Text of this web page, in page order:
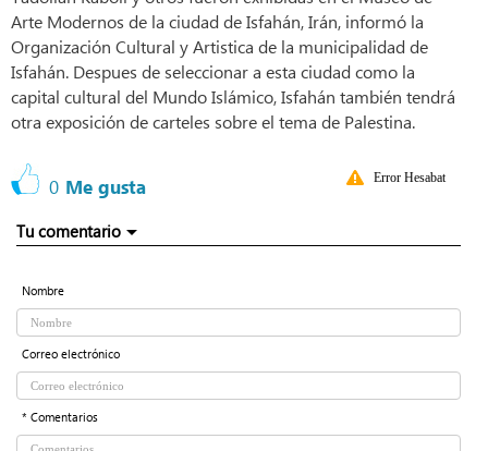
Arte Modernos de la ciudad de Isfahán, Irán, informó la
Organización Cultural y Artistica de la municipalidad de
Isfahán. Despues de seleccionar a esta ciudad como la
capital cultural del Mundo Islámico, Isfahán también tendrá
otra exposición de carteles sobre el tema de Palestina.
0 Me gusta Error Hesabat
Tu comentario
Nombre
Correo electrónico
* Comentarios